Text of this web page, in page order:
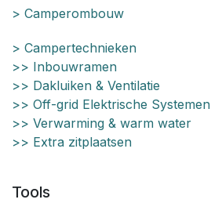
> Camperombouw
> Campertechnieken
>> Inbouwramen
>> Dakluiken & Ventilatie
>> Off-grid Elektrische Systemen
>> Verwarming & warm water
>> Extra zitplaatsen
Tools